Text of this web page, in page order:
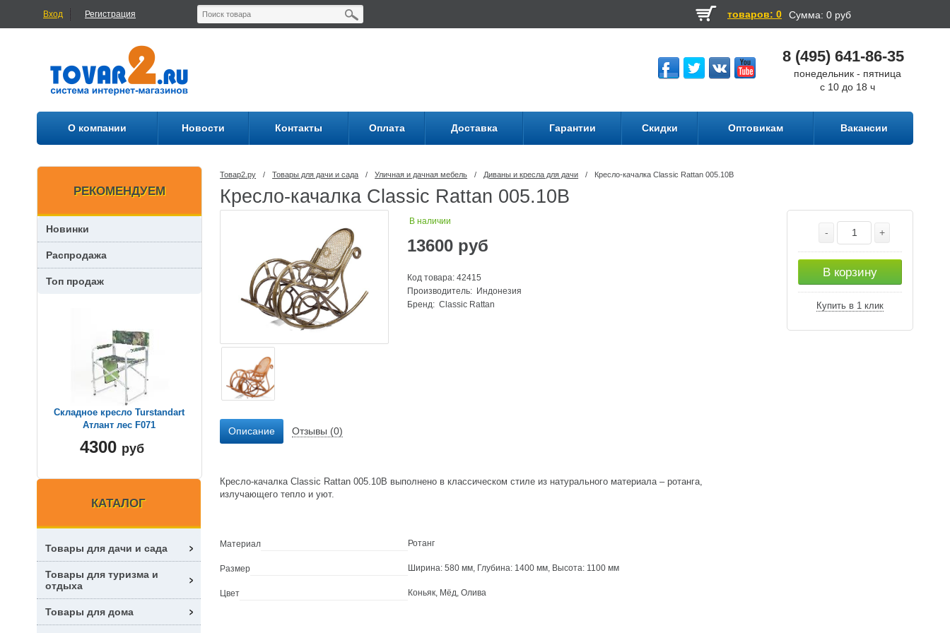
Вход Регистрация товаров: 0 Сумма: 0 руб
8 (495) 641-86-35
понедельник - пятница
с 10 до 18 ч
О компании Новости Контакты Оплата Доставка Гарантии Скидки Оптовикам Вакансии
Товар2.ру / Товары для дачи и сада / Уличная и дачная мебель / Диваны и кресла для дачи / Кресло-качалка Classic Rattan 005.10В
Кресло-качалка Classic Rattan 005.10В
В наличии
13600 руб
Код товара: 42415
Производитель: Индонезия
Бренд:Classic Rattan
- +
В корзину
Купить в 1 клик
Описание Отзывы (0)
Кресло-качалка Classic Rattan 005.10В выполнено в классическом стиле из натурального материала – ротанга,
излучающего тепло и уют.
Материал Ротанг
Размер Ширина: 580 мм, Глубина: 1400 мм, Высота: 1100 мм
Цвет Коньяк, Мёд, Олива
РЕКОМЕНДУЕМ
Новинки
Распродажа
Топ продаж
Складное кресло Turstandart
Атлант лес F071
4300 руб
КАТАЛОГ
Товары для дачи и сада
Товары для туризма и
отдыха
Товары для дома